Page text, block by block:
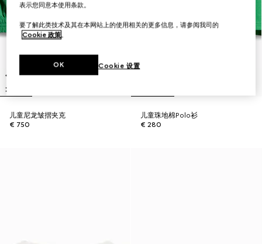
儿童尼龙皱摺夹克
€ 750
儿童珠地棉Polo衫
€ 280
表示您同意本使用条款。
要了解此类技术及其在本网站上的使用相关的更多信息，请参阅我司的
Cookie 政策。
Cookie 设置
OK